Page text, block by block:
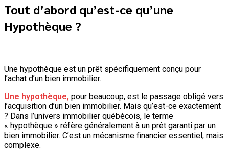
Tout d’abord qu’est-ce qu’une
Hypothèque ?
Une hypothèque est un prêt spécifiquement conçu pour
l’achat d’un bien immobilier.
Une hypothèque, pour beaucoup, est le passage obligé vers
l’acquisition d’un bien immobilier. Mais qu’est-ce exactement
? Dans l’univers immobilier québécois, le terme
« hypothèque » réfère généralement à un prêt garanti par un
bien immobilier. C’est un mécanisme financier essentiel, mais
complexe.